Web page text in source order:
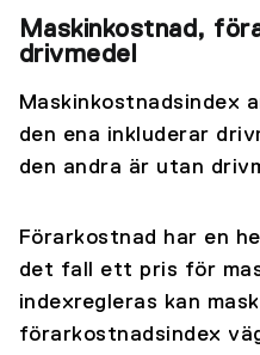
Maskinkostnad,
drivmedel
Maskinkostnadsindex
den ena inkluderar
den andra är utan
Förarkostnad har en
det fall ett pris för
indexregleras kan
förarkostnadsindex